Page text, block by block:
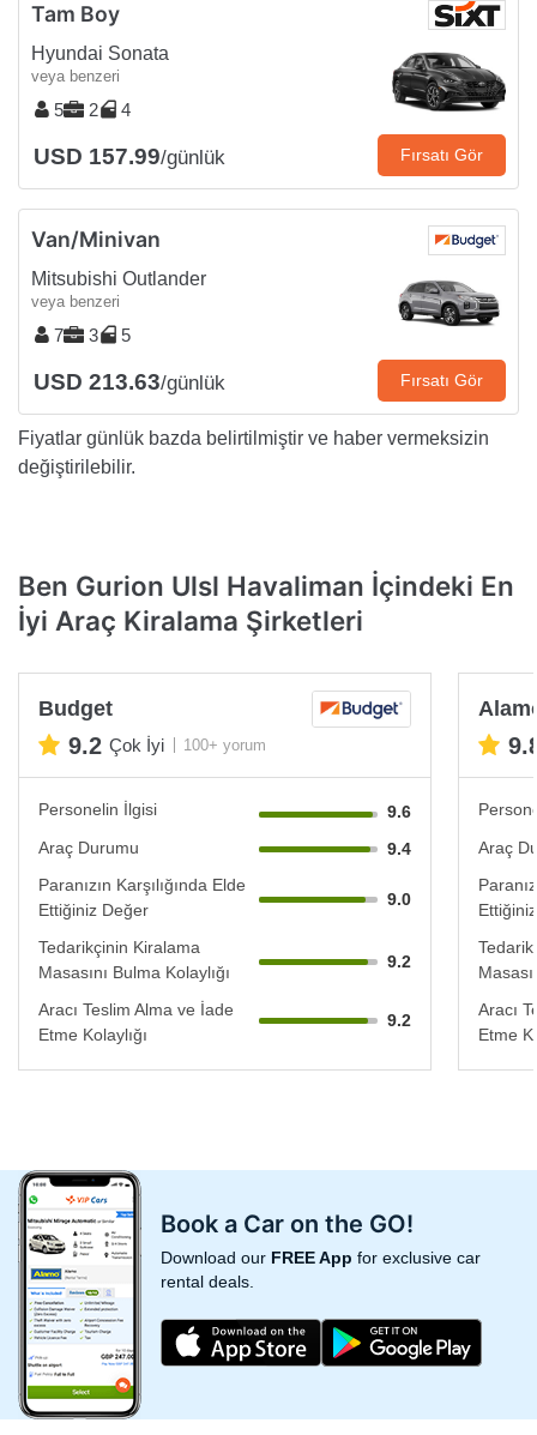
Tam Boy
Hyundai Sonata
veya benzeri
5 2 4
USD 157.99/günlük Fırsatı Gör
Van/Minivan
Mitsubishi Outlander
veya benzeri
7 3 5
USD 213.63/günlük Fırsatı Gör
Fiyatlar günlük bazda belirtilmiştir ve haber vermeksizin
değiştirilebilir.
Ben Gurion Ulsl Havaliman İçindeki En
İyi Araç Kiralama Şirketleri
Budget
9.2 Çok İyi 100+ yorum
Personelin İlgisi
9.6
Araç Durumu
9.4
Paranızın Karşılığında Elde
Ettiğiniz Değer
9.0
Tedarikçinin Kiralama
Masasını Bulma Kolaylığı
9.2
Aracı Teslim Alma ve İade
Etme Kolaylığı
9.2
Araç
Aracı
Etme
Book a Car on the GO!
Download our FREE App for exclusive car
rental deals.